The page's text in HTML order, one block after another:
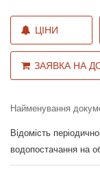
ЦІНИ
ЗАЯВКА НА
Найменування
Відомість
водопостачання на